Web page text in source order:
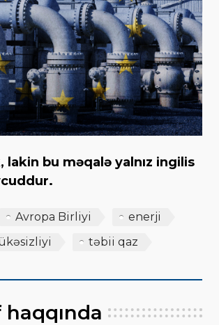
lakin bu məqalə yalnız ingilis
Avropa Birliyi
enerji
təbii qaz